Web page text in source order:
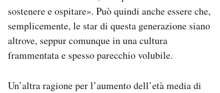
sostenere e ospitare». Può quindi anche essere che,
semplicemente, le star di questa generazione siano
altrove, seppur comunque in una cultura
frammentata e spesso parecchio volubile.
Un’altra ragione per l’aumento dell’età media di